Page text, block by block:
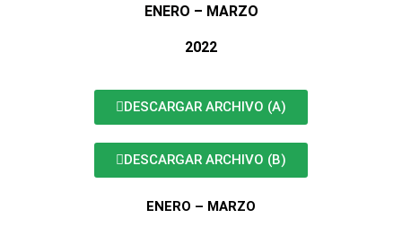
ENERO – MARZO
2022
DESCARGAR ARCHIVO (A)
DESCARGAR ARCHIVO (B)
ENERO – MARZO